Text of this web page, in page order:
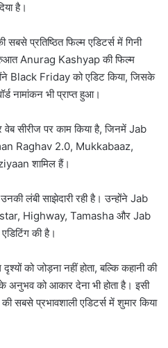
है।
सबसे प्रतिष्ठित फिल्म एडिटर्स में गिनी
Anurag Kashyap की फिल्म
Black Friday को एडिट किया, जिसके
नामांकन भी प्राप्त हुआ।
सीरीज पर काम किया है, जिनमें Jab
Raghav 2.0, Mukkabaaz,
शामिल हैं।
लंबी साझेदारी रही है। उन्होंने Jab
Highway, Tamasha और Jab
की है।
को जोड़ना नहीं होता, बल्कि कहानी की
अनुभव को आकार देना भी होता है। इसी
सबसे प्रभावशाली एडिटर्स में शुमार किया